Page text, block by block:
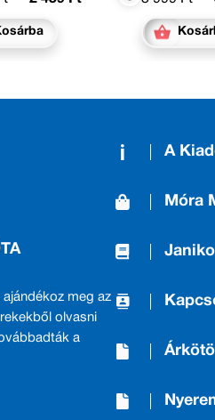
meg az
olvasni
a
A
Móra